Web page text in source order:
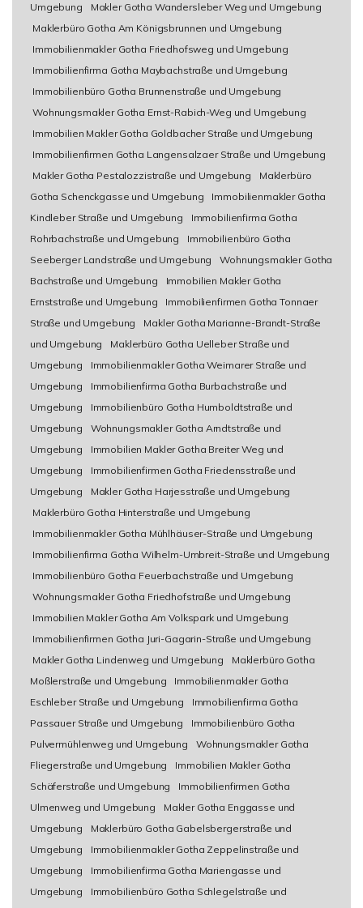
Umgebung
Makler Gotha Wandersleber Weg und Umgebung
Maklerbüro Gotha Am Königsbrunnen und Umgebung
Immobilienmakler Gotha Friedhofsweg und Umgebung
Immobilienfirma Gotha Maybachstraße und Umgebung
Immobilienbüro Gotha Brunnenstraße und Umgebung
Wohnungsmakler Gotha Ernst-Rabich-Weg und Umgebung
Immobilien Makler Gotha Goldbacher Straße und Umgebung
Immobilienfirmen Gotha Langensalzaer Straße und Umgebung
Makler Gotha Pestalozzistraße und Umgebung
Maklerbüro
Gotha Schenckgasse und Umgebung
Immobilienmakler Gotha
Kindleber Straße und Umgebung
Immobilienfirma Gotha
Rohrbachstraße und Umgebung
Immobilienbüro Gotha
Seeberger Landstraße und Umgebung
Wohnungsmakler Gotha
Bachstraße und Umgebung
Immobilien Makler Gotha
Ernststraße und Umgebung
Immobilienfirmen Gotha Tonnaer
Straße und Umgebung
Makler Gotha Marianne-Brandt-Straße
und Umgebung
Maklerbüro Gotha Uelleber Straße und
Umgebung
Immobilienmakler Gotha Weimarer Straße und
Umgebung
Immobilienfirma Gotha Burbachstraße und
Umgebung
Immobilienbüro Gotha Humboldtstraße und
Umgebung
Wohnungsmakler Gotha Arndtstraße und
Umgebung
Immobilien Makler Gotha Breiter Weg und
Umgebung
Immobilienfirmen Gotha Friedensstraße und
Umgebung
Makler Gotha Harjesstraße und Umgebung
Maklerbüro Gotha Hinterstraße und Umgebung
Immobilienmakler Gotha Mühlhäuser-Straße und Umgebung
Immobilienfirma Gotha Wilhelm-Umbreit-Straße und Umgebung
Immobilienbüro Gotha Feuerbachstraße und Umgebung
Wohnungsmakler Gotha Friedhofstraße und Umgebung
Immobilien Makler Gotha Am Volkspark und Umgebung
Immobilienfirmen Gotha Juri-Gagarin-Straße und Umgebung
Makler Gotha Lindenweg und Umgebung
Maklerbüro Gotha
Moßlerstraße und Umgebung
Immobilienmakler Gotha
Eschleber Straße und Umgebung
Immobilienfirma Gotha
Passauer Straße und Umgebung
Immobilienbüro Gotha
Pulvermühlenweg und Umgebung
Wohnungsmakler Gotha
Fliegerstraße und Umgebung
Immobilien Makler Gotha
Schäferstraße und Umgebung
Immobilienfirmen Gotha
Ulmenweg und Umgebung
Makler Gotha Enggasse und
Umgebung
Maklerbüro Gotha Gabelsbergerstraße und
Umgebung
Immobilienmakler Gotha Zeppelinstraße und
Umgebung
Immobilienfirma Gotha Mariengasse und
Umgebung
Immobilienbüro Gotha Schlegelstraße und